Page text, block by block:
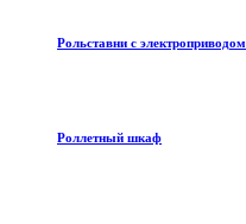
Рольставни с электроприводом
Роллетный шкаф